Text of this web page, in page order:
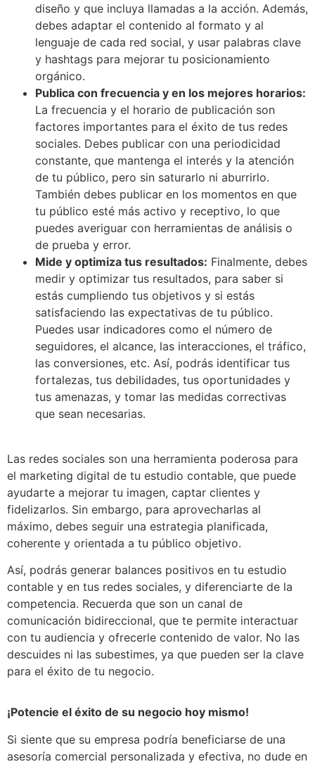
diseño y que incluya llamadas a la acción. Además,
debes adaptar el contenido al formato y al
lenguaje de cada red social, y usar palabras clave
y hashtags para mejorar tu posicionamiento
orgánico.
Publica con frecuencia y en los mejores horarios:
La frecuencia y el horario de publicación son
factores importantes para el éxito de tus redes
sociales. Debes publicar con una periodicidad
constante, que mantenga el interés y la atención
de tu público, pero sin saturarlo ni aburrirlo.
También debes publicar en los momentos en que
tu público esté más activo y receptivo, lo que
puedes averiguar con herramientas de análisis o
de prueba y error.
Mide y optimiza tus resultados: Finalmente, debes
medir y optimizar tus resultados, para saber si
estás cumpliendo tus objetivos y si estás
satisfaciendo las expectativas de tu público.
Puedes usar indicadores como el número de
seguidores, el alcance, las interacciones, el tráfico,
las conversiones, etc. Así, podrás identificar tus
fortalezas, tus debilidades, tus oportunidades y
tus amenazas, y tomar las medidas correctivas
que sean necesarias.
Las redes sociales son una herramienta poderosa para
el marketing digital de tu estudio contable, que puede
ayudarte a mejorar tu imagen, captar clientes y
fidelizarlos. Sin embargo, para aprovecharlas al
máximo, debes seguir una estrategia planificada,
coherente y orientada a tu público objetivo.
Así, podrás generar balances positivos en tu estudio
contable y en tus redes sociales, y diferenciarte de la
competencia. Recuerda que son un canal de
comunicación bidireccional, que te permite interactuar
con tu audiencia y ofrecerle contenido de valor. No las
descuides ni las subestimes, ya que pueden ser la clave
para el éxito de tu negocio.
¡Potencie el éxito de su negocio hoy mismo!
Si siente que su empresa podría beneficiarse de una
asesoría comercial personalizada y efectiva, no dude en